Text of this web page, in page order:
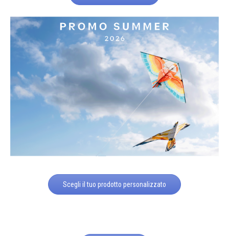
Scegli il tuo prodotto personalizzato